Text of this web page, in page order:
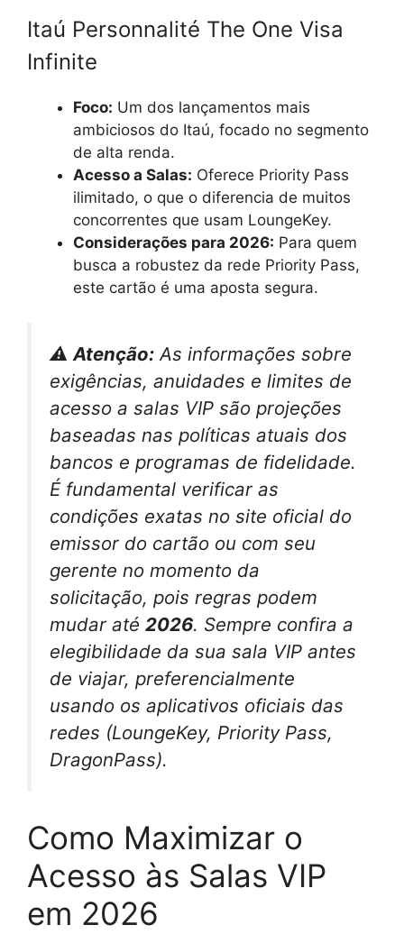
Itaú Personnalité The One Visa
Infinite
Foco: Um dos lançamentos mais
ambiciosos do Itaú, focado no segmento
de alta renda.
Acesso a Salas: Oferece Priority Pass
ilimitado, o que o diferencia de muitos
concorrentes que usam LoungeKey.
Considerações para 2026: Para quem
busca a robustez da rede Priority Pass,
este cartão é uma aposta segura.
⚠️ Atenção: As informações sobre
exigências, anuidades e limites de
acesso a salas VIP são projeções
baseadas nas políticas atuais dos
bancos e programas de fidelidade.
É fundamental verificar as
condições exatas no site oficial do
emissor do cartão ou com seu
gerente no momento da
solicitação, pois regras podem
mudar até 2026. Sempre confira a
elegibilidade da sua sala VIP antes
de viajar, preferencialmente
usando os aplicativos oficiais das
redes (LoungeKey, Priority Pass,
DragonPass).
Como Maximizar o
Acesso às Salas VIP
em 2026